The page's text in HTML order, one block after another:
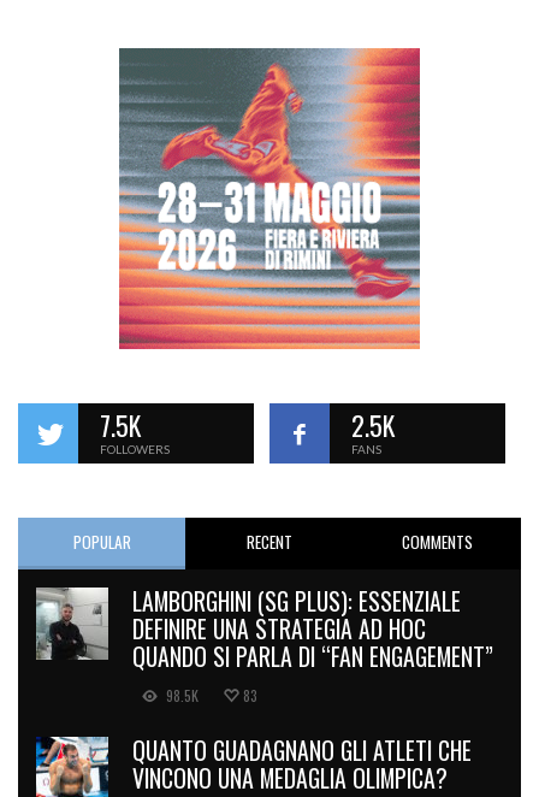
7.5K
FOLLOWERS
2.5K
FANS
POPULAR RECENT COMMENTS
LAMBORGHINI (SG PLUS): ESSENZIALE
DEFINIRE UNA STRATEGIA AD HOC
QUANDO SI PARLA DI “FAN ENGAGEMENT”
98.5K 83
QUANTO GUADAGNANO GLI ATLETI CHE
VINCONO UNA MEDAGLIA OLIMPICA?